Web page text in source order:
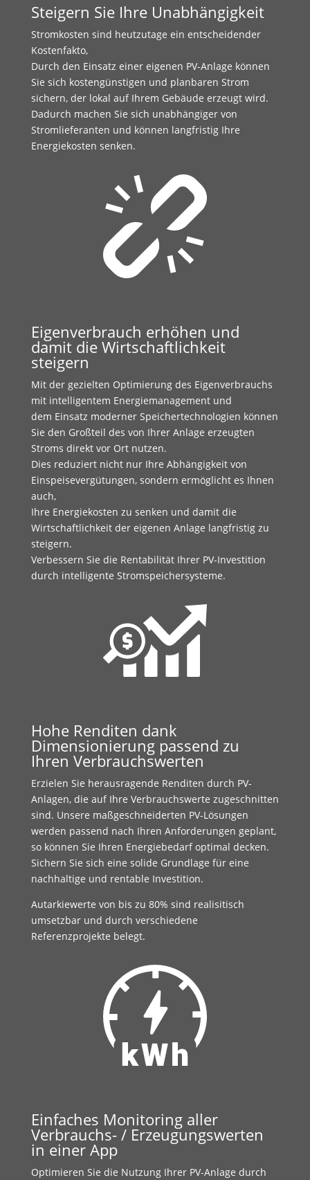
Steigern Sie Ihre Unabhängigkeit
Stromkosten sind heutzutage ein entscheidender
Kostenfakto,
Durch den Einsatz einer eigenen PV-Anlage können
Sie sich kostengünstigen und planbaren Strom
sichern, der lokal auf Ihrem Gebäude erzeugt wird.
Dadurch machen Sie sich unabhängiger von
Stromlieferanten und können langfristig Ihre
Energiekosten senken.
Eigenverbrauch erhöhen und
damit die Wirtschaftlichkeit
steigern
Mit der gezielten Optimierung des Eigenverbrauchs
mit intelligentem Energiemanagement und
dem Einsatz moderner Speichertechnologien können
Sie den Großteil des von Ihrer Anlage erzeugten
Stroms direkt vor Ort nutzen.
Dies reduziert nicht nur Ihre Abhängigkeit von
Einspeisevergütungen, sondern ermöglicht es Ihnen
auch,
Ihre Energiekosten zu senken und damit die
Wirtschaftlichkeit der eigenen Anlage langfristig zu
steigern.
Verbessern Sie die Rentabilität Ihrer PV-Investition
durch intelligente Stromspeichersysteme.
Hohe Renditen dank
Dimensionierung passend zu
Ihren Verbrauchswerten
Erzielen Sie herausragende Renditen durch PV-
Anlagen, die auf Ihre Verbrauchswerte zugeschnitten
sind. Unsere maßgeschneiderten PV-Lösungen
werden passend nach Ihren Anforderungen geplant,
so können Sie Ihren Energiebedarf optimal decken.
Sichern Sie sich eine solide Grundlage für eine
nachhaltige und rentable Investition.
Autarkiewerte von bis zu 80% sind realisitisch
umsetzbar und durch verschiedene
Referenzprojekte belegt.
Einfaches Monitoring aller
Verbrauchs- / Erzeugungswerten
in einer App
Optimieren Sie die Nutzung Ihrer PV-Anlage durch